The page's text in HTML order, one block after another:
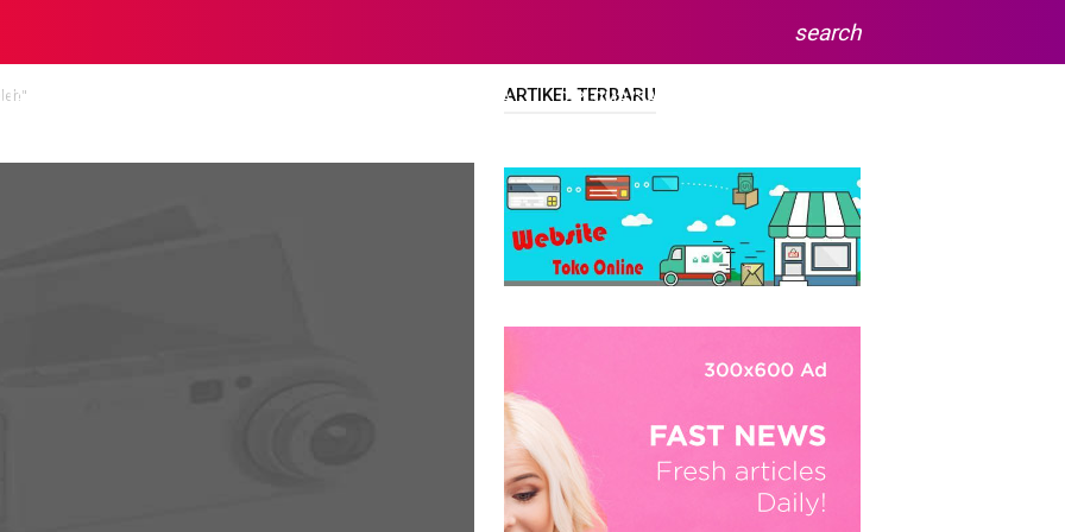
SMA/SMK/SLTA DIPLOMA/SARJANA
search
ARTIKEL TERBARU